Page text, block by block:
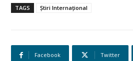
TAGS Știri Internațional
Facebook Twitter